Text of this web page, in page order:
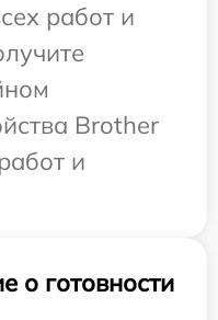
работ и
Brother
и
о готовности